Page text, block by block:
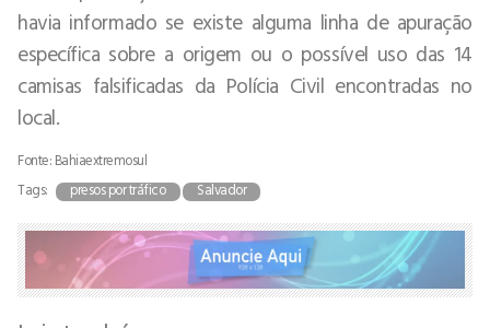
havia informado se existe alguma linha de apuração
específica sobre a origem ou o possível uso das 14
camisas falsificadas da Polícia Civil encontradas no
local.
Fonte: Bahiaextremosul
Tags:
presos por tráfico Salvador